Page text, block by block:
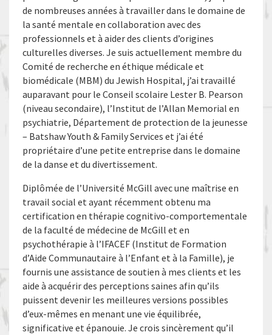
de nombreuses années à travailler dans le domaine de
la santé mentale en collaboration avec des
professionnels et à aider des clients d’origines
culturelles diverses. Je suis actuellement membre du
Comité de recherche en éthique médicale et
biomédicale (MBM) du Jewish Hospital, j’ai travaillé
auparavant pour le Conseil scolaire Lester B. Pearson
(niveau secondaire), l’Institut de l’Allan Memorial en
psychiatrie, Département de protection de la jeunesse
– Batshaw Youth & Family Services et j’ai été
propriétaire d’une petite entreprise dans le domaine
de la danse et du divertissement.
Diplômée de l’Université McGill avec une maîtrise en
travail social et ayant récemment obtenu ma
certification en thérapie cognitivo-comportementale
de la faculté de médecine de McGill et en
psychothérapie à l’IFACEF (Institut de Formation
d’Aide Communautaire à l’Enfant et à la Famille), je
fournis une assistance de soutien à mes clients et les
aide à acquérir des perceptions saines afin qu’ils
puissent devenir les meilleures versions possibles
d’eux-mêmes en menant une vie équilibrée,
significative et épanouie. Je crois sincèrement qu’il